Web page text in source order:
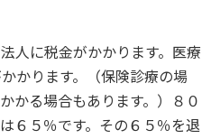
人に税金がかかります。医療
かります。（保険診療の場
かる場合もあります。）８０
６５％です。その６５％を退